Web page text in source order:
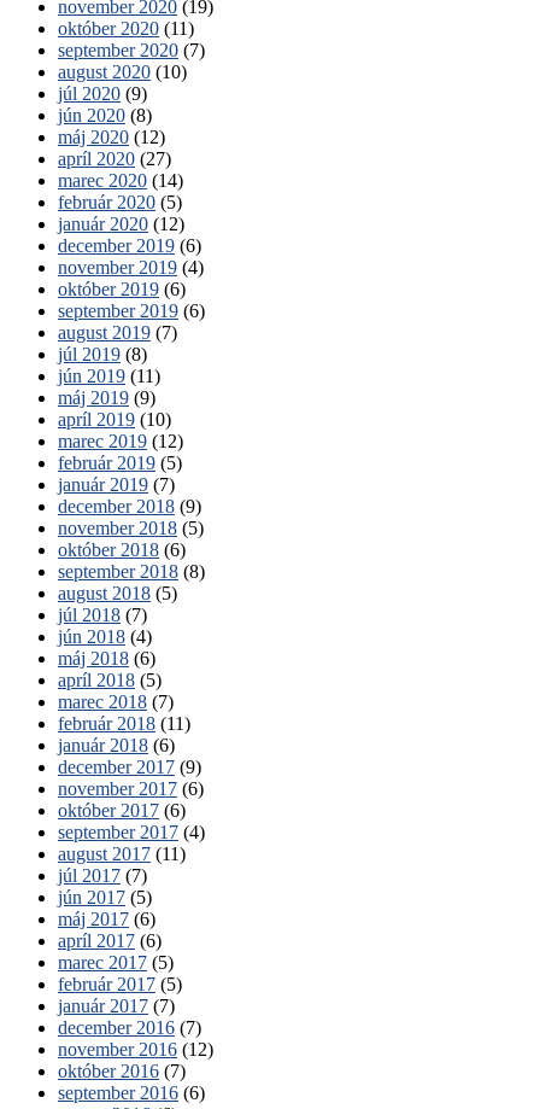
november 2020 (19)
október 2020 (11)
september 2020 (7)
august 2020 (10)
júl 2020 (9)
jún 2020 (8)
máj 2020 (12)
apríl 2020 (27)
marec 2020 (14)
február 2020 (5)
január 2020 (12)
december 2019 (6)
november 2019 (4)
október 2019 (6)
september 2019 (6)
august 2019 (7)
júl 2019 (8)
jún 2019 (11)
máj 2019 (9)
apríl 2019 (10)
marec 2019 (12)
február 2019 (5)
január 2019 (7)
december 2018 (9)
november 2018 (5)
október 2018 (6)
september 2018 (8)
august 2018 (5)
júl 2018 (7)
jún 2018 (4)
máj 2018 (6)
apríl 2018 (5)
marec 2018 (7)
február 2018 (11)
január 2018 (6)
december 2017 (9)
november 2017 (6)
október 2017 (6)
september 2017 (4)
august 2017 (11)
júl 2017 (7)
jún 2017 (5)
máj 2017 (6)
apríl 2017 (6)
marec 2017 (5)
február 2017 (5)
január 2017 (7)
december 2016 (7)
november 2016 (12)
október 2016 (7)
september 2016 (6)